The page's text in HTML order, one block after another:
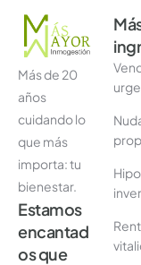
Más de 20
años
cuidando lo
que más
importa: tu
bienestar.
Estamos
encantad
os que